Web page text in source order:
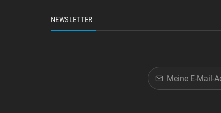
NEWSLETTER